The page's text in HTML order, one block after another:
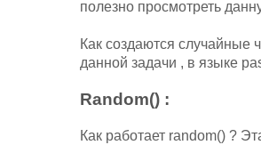
полезно просмотреть
Как создаются
данной задачи , в языке
Random() :
Как работает random() ?